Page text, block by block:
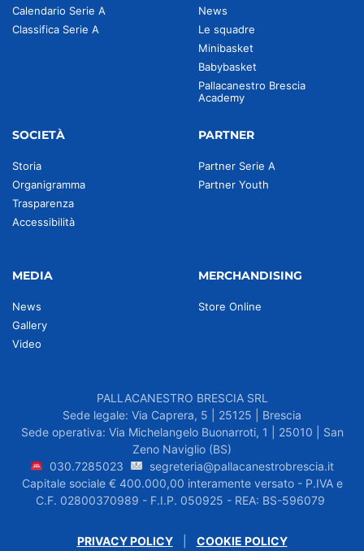
Calendario Serie A
Classifica Serie A
News
Le squadre
Minibasket
Babybasket
Pallacanestro Brescia
Academy
SOCIETÀ
Storia
Organigramma
Trasparenza
Accessibilità
PARTNER
Partner Serie A
Partner Youth
MEDIA
News
Gallery
Video
MERCHANDISING
Store Online
PALLACANESTRO BRESCIA SRL
Sede legale: Via Caprera, 5 | 25125 | Brescia
Sede operativa: Via Michelangelo Buonarroti, 1 | 25010 | San
Zeno Naviglio (BS)
030.7285023
segreteria@pallacanestrobrescia.it
Capitale sociale € 400.000,00 interamente versato - P.IVA e
C.F. 02800370989 - F.I.P. 050925 - REA: BS-596079
PRIVACY POLICY| COOKIE POLICY